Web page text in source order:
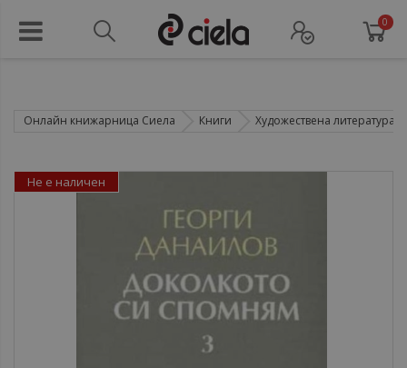
0
Онлайн книжарница Сиела Книги Художествена литература
Не е наличен